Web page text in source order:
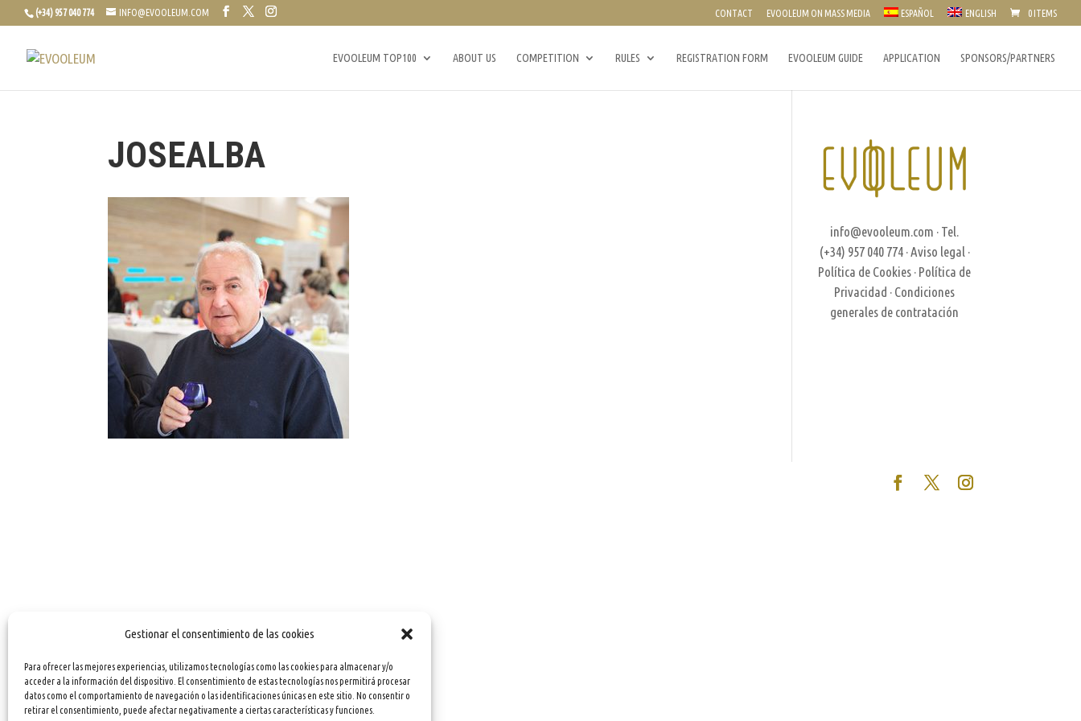
Gestionar el consentimiento de las cookies
Para ofrecer las mejores experiencias, utilizamos tecnologías como las cookies para almacenar y/o
acceder a la información del dispositivo. El consentimiento de estas tecnologías nos permitirá procesar
datos como el comportamiento de navegación o las identificaciones únicas en este sitio. No consentir o
retirar el consentimiento, puede afectar negativamente a ciertas características y funciones.
(+34) 957 040 774 INFO@EVOOLEUM.COM CONTACT EVOOLEUM ON MASS MEDIA ESPAÑOL ENGLISH 0 ITEMS
EVOOLEUM TOP100 ABOUT US COMPETITION RULES REGISTRATION FORM EVOOLEUM GUIDE APPLICATION SPONSORS/PARTNERS
JOSEALBA
info@evooleum.com · Tel.
(+34) 957 040 774 · Aviso legal ·
Política de Cookies · Política de
Privacidad · Condiciones
generales de contratación